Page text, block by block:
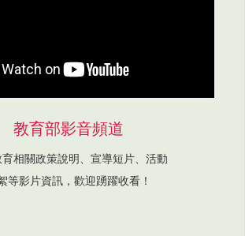
教育部影音頻道
相關政策說明、宣導短片、活動
等影片資訊，歡迎踴躍收看！